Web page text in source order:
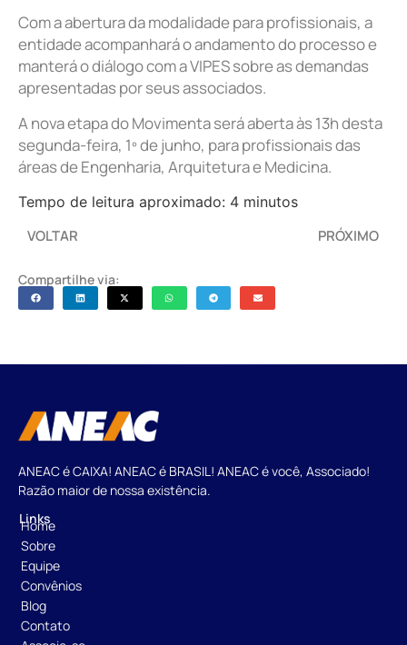
Compartilhe via:
Com a abertura da modalidade para profissionais, a
entidade acompanhará o andamento do processo e
manterá o diálogo com a VIPES sobre as demandas
apresentadas por seus associados.
A nova etapa do Movimenta será aberta às 13h desta
segunda-feira, 1º de junho, para profissionais das
áreas de Engenharia, Arquitetura e Medicina.
Tempo de leitura aproximado: 4 minutos
VOLTAR PRÓXIMO
ANEAC é CAIXA! ANEAC é BRASIL! ANEAC é você, Associado!
Razão maior de nossa existência.
Links
Home
Sobre
Equipe
Convênios
Blog
Contato